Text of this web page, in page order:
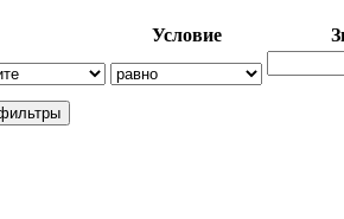
Условие